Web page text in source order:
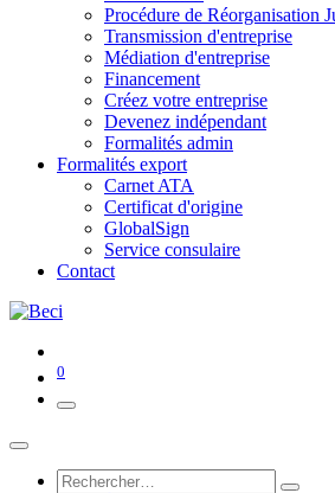
Procédure de Réorganisation
Transmission d'entreprise
Médiation d'entreprise
Financement
Créez votre entreprise
Devenez indépendant
Formalités admin
Formalités export
Carnet ATA
Certificat d'origine
GlobalSign
Service consulaire
Contact
0